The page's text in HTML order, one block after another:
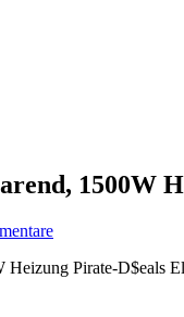
1500W
Heizung Pirate-D$eals